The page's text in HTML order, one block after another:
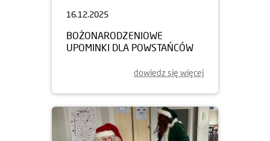
16.12.2025
BOŻONARODZENIOWE
UPOMINKI DLA POWSTAŃCÓW
dowiedz się więcej